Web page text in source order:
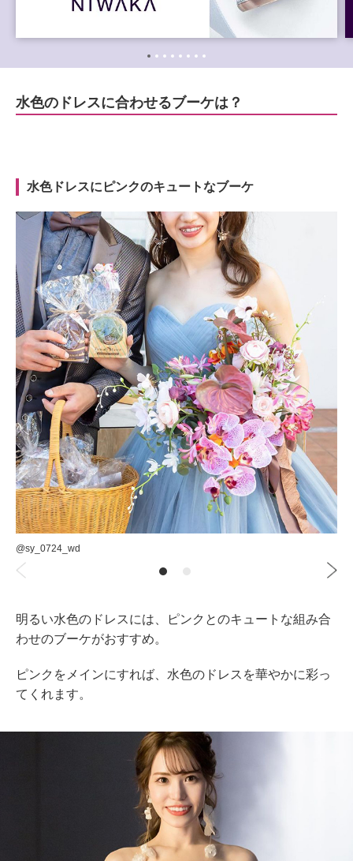
水色のドレスに合わせるブーケは？
水色ドレスにピンクのキュートなブーケ
@sy_0724_wd
明るい水色のドレスには、ピンクとのキュートな組み合
わせのブーケがおすすめ。
ピンクをメインにすれば、水色のドレスを華やかに彩っ
てくれます。